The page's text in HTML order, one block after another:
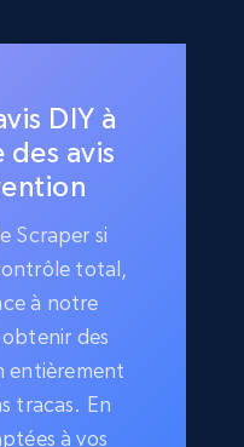
DIY à
avis
Scraper si
total,
à notre
des
entièrement
tracas. En
à vos